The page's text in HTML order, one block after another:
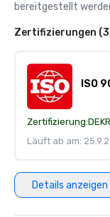
bereitgestellt
Zertifizierungen
ISO
Zertifizierung:
Läuft ab am:
Details anzeigen